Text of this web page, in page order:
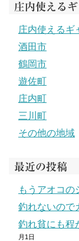
庄内使える
庄内使えるギ
酒田市
鶴岡市
遊佐町
庄内町
三川町
その他の地域
最近の投稿
もうアオコの
釣れないので
釣れ貧にも程
月1日